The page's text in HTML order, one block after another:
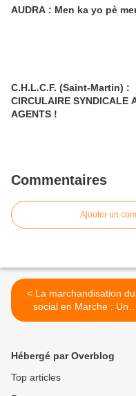
AUDRA : Men ka yo pè
C.H.L.C.F. (Saint-Martin) :
CIRCULAIRE SYNDICALE
AGENTS !
Commentaires
Ajouter un
< La marchandisation du
social en Marche : Un
exemple typique qui vient
Hébergé par Overblog
Top articles